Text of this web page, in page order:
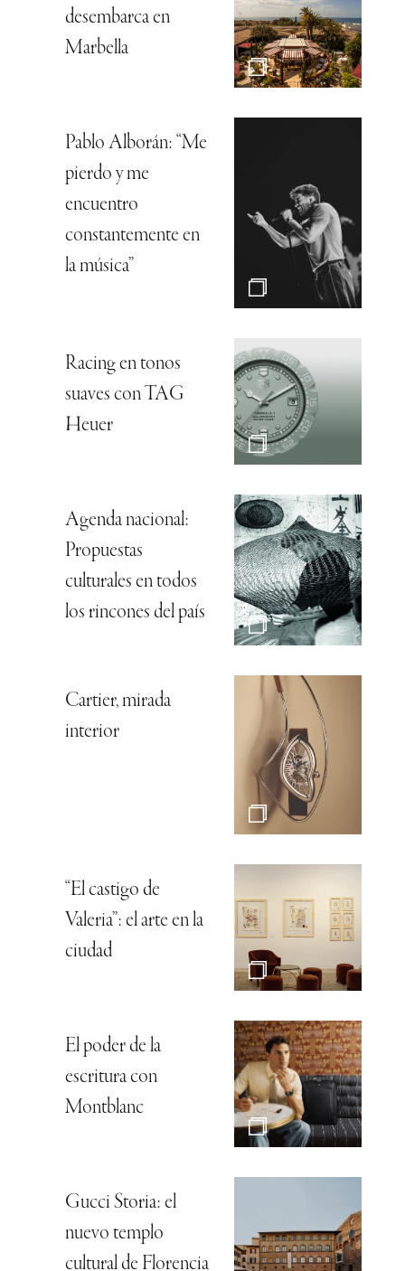
desembarca en
Marbella
Pablo Alborán: “Me
pierdo y me
encuentro
constantemente en
la música”
Racing en tonos
suaves con TAG
Heuer
Agenda nacional:
Propuestas
culturales en todos
los rincones del país
Cartier, mirada
interior
“El castigo de
Valeria”: el arte en la
ciudad
El poder de la
escritura con
Montblanc
Gucci Storia: el
nuevo templo
cultural de Florencia